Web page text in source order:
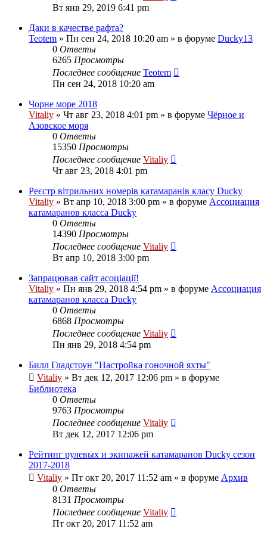
Вт янв 29, 2019 6:41 pm
Даки в качестве рафта?
Teotem » Пн сен 24, 2018 10:20 am » в форуме Ducky13
0 Ответы
6265 Просмотры
Последнее сообщение Teotem
Пн сен 24, 2018 10:20 am
Чорне море 2018
Vitaliy » Чт авг 23, 2018 4:01 pm » в форуме Чёрное и
Азовское моря
0 Ответы
15350 Просмотры
Последнее сообщение Vitaliy
Чт авг 23, 2018 4:01 pm
Реєстр вітрильних номерів катамаранів класу Ducky
Vitaliy » Вт апр 10, 2018 3:00 pm » в форуме Ассоциация
катамаранов класса Ducky
0 Ответы
14390 Просмотры
Последнее сообщение Vitaliy
Вт апр 10, 2018 3:00 pm
Запрацював сайт асоціації!
Vitaliy » Пн янв 29, 2018 4:54 pm » в форуме Ассоциация
катамаранов класса Ducky
0 Ответы
6868 Просмотры
Последнее сообщение Vitaliy
Пн янв 29, 2018 4:54 pm
Билл Гладстоун "Настройка гоночной яхты"
Vitaliy » Вт дек 12, 2017 12:06 pm » в форуме
Библиотека
0 Ответы
9763 Просмотры
Последнее сообщение Vitaliy
Вт дек 12, 2017 12:06 pm
Рейтинг рулевых и экипажей катамаранов Ducky сезон
2017-2018
Vitaliy » Пт окт 20, 2017 11:52 am » в форуме Архив
0 Ответы
8131 Просмотры
Последнее сообщение Vitaliy
Пт окт 20, 2017 11:52 am